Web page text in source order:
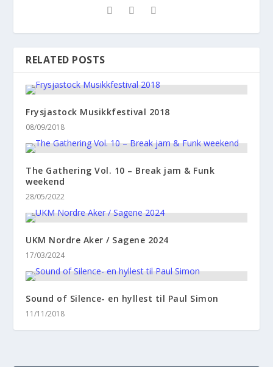
RELATED POSTS
Frysjastock Musikkfestival 2018
08/09/2018
The Gathering Vol. 10 – Break jam & Funk
weekend
28/05/2022
UKM Nordre Aker / Sagene 2024
17/03/2024
Sound of Silence- en hyllest til Paul Simon
11/11/2018